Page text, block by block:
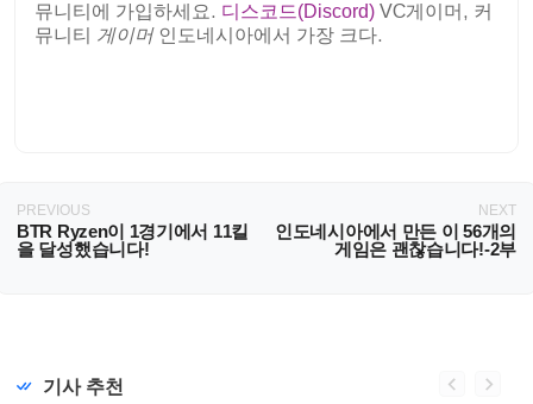
뮤니티에 가입하세요. 디스코드(Discord) VC게이머, 커
뮤니티 게이머 인도네시아에서 가장 크다.
PREVIOUS
BTR Ryzen이 1경기에서 11킬
을 달성했습니다!
NEXT
인도네시아에서 만든 이 56개의
게임은 괜찮습니다!-2부
기사 추천